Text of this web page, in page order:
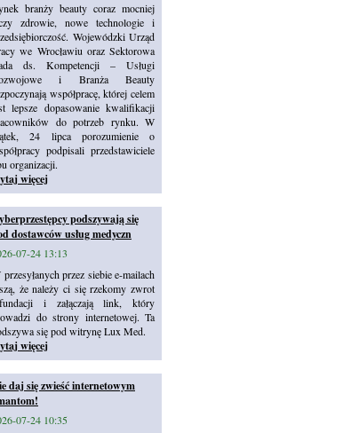
branży beauty coraz mocniej
zdrowie, nowe technologie i
Wojewódzki Urząd
we Wrocławiu oraz Sektorowa
ds. Kompetencji – Usługi
i Branża Beauty
współpracę, której celem
lepsze dopasowanie kwalifikacji
do potrzeb rynku. W
24 lipca porozumienie o
podpisali przedstawiciele
organizacji.
więcej
podszywają się
dostawców usług medyczn
07-24 13:13
przesyłanych przez siebie e-mailach
że należy ci się rzekomy zwrot
i załączają link, który
do strony internetowej. Ta
się pod witrynę Lux Med.
więcej
daj się zwieść internetowym
07-24 10:35